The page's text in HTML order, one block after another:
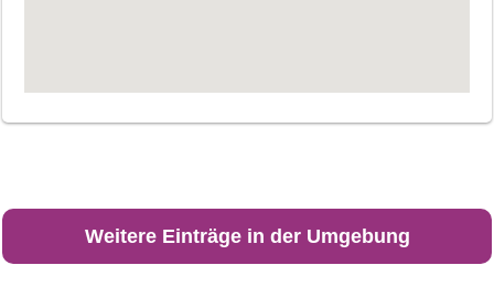
Weitere Einträge in der Umgebung